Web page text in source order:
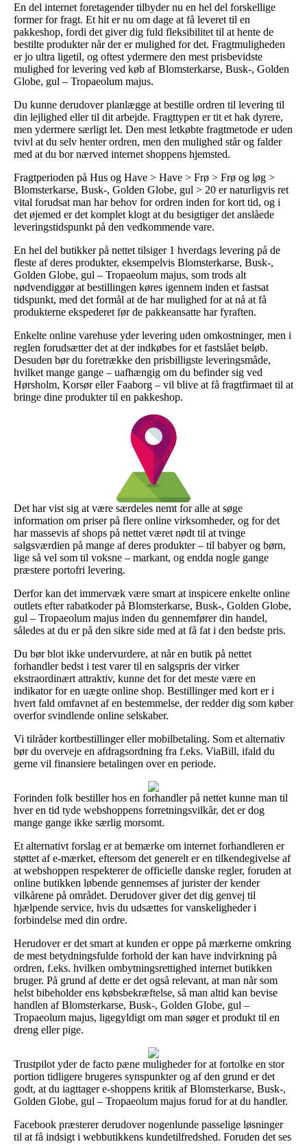
En del internet foretagender tilbyder nu en hel del forskellige
former for fragt. Et hit er nu om dage at få leveret til en
pakkeshop, fordi det giver dig fuld fleksibilitet til at hente de
bestilte produkter når der er mulighed for det. Fragtmuligheden
er jo ultra ligetil, og oftest ydermere den mest prisbevidste
mulighed for levering ved køb af Blomsterkarse, Busk-, Golden
Globe, gul – Tropaeolum majus.
Du kunne derudover planlægge at bestille ordren til levering til
din lejlighed eller til dit arbejde. Fragttypen er tit et hak dyrere,
men ydermere særligt let. Den mest letkøbte fragtmetode er uden
tvivl at du selv henter ordren, men den mulighed står og falder
med at du bor nærved internet shoppens hjemsted.
Fragtperioden på Hus og Have > Have > Frø > Frø og løg >
Blomsterkarse, Busk-, Golden Globe, gul > 20 er naturligvis ret
vital forudsat man har behov for ordren inden for kort tid, og i
det øjemed er det komplet klogt at du besigtiger det anslåede
leveringstidspunkt på den vedkommende vare.
En hel del butikker på nettet tilsiger 1 hverdags levering på de
fleste af deres produkter, eksempelvis Blomsterkarse, Busk-,
Golden Globe, gul – Tropaeolum majus, som trods alt
nødvendiggør at bestillingen køres igennem inden et fastsat
tidspunkt, med det formål at de har mulighed for at nå at få
produkterne ekspederet før de pakkeansatte har fyraften.
Enkelte online varehuse yder levering uden omkostninger, men i
reglen forudsætter det at der indkøbes for et fastslået beløb.
Desuden bør du foretrække den prisbilligste leveringsmåde,
hvilket mange gange – uafhængig om du befinder sig ved
Hørsholm, Korsør eller Faaborg – vil blive at få fragtfirmaet til at
bringe dine produkter til en pakkeshop.
Det har vist sig at være særdeles nemt for alle at søge
information om priser på flere online virksomheder, og for det
har massevis af shops på nettet været nødt til at tvinge
salgsværdien på mange af deres produkter – til babyer og børn,
lige så vel som til voksne – markant, og endda nogle gange
præstere portofri levering.
Derfor kan det immervæk være smart at inspicere enkelte online
outlets efter rabatkoder på Blomsterkarse, Busk-, Golden Globe,
gul – Tropaeolum majus inden du gennemfører din handel,
således at du er på den sikre side med at få fat i den bedste pris.
Du bør blot ikke undervurdere, at når en butik på nettet
forhandler bedst i test varer til en salgspris der virker
ekstraordinært attraktiv, kunne det for det meste være en
indikator for en uægte online shop. Bestillinger med kort er i
hvert fald omfavnet af en bestemmelse, der redder dig som køber
overfor svindlende online selskaber.
Vi tilråder kortbestillinger eller mobilbetaling. Som et alternativ
bør du overveje en afdragsordning fra f.eks. ViaBill, ifald du
gerne vil finansiere betalingen over en periode.
Forinden folk bestiller hos en forhandler på nettet kunne man til
hver en tid tyde webshoppens forretningsvilkår, det er dog
mange gange ikke særlig morsomt.
Et alternativt forslag er at bemærke om internet forhandleren er
støttet af e-mærket, eftersom det generelt er en tilkendegivelse af
at webshoppen respekterer de officielle danske regler, foruden at
online butikken løbende gennemses af jurister der kender
vilkårene på området. Derudover giver det dig genvej til
hjælpende service, hvis du udsættes for vanskeligheder i
forbindelse med din ordre.
Herudover er det smart at kunden er oppe på mærkerne omkring
de mest betydningsfulde forhold der kan have indvirkning på
ordren, f.eks. hvilken ombytningsrettighed internet butikken
bruger. På grund af dette er det også relevant, at man når som
helst bibeholder ens købsbekræftelse, så man altid kan bevise
handlen af Blomsterkarse, Busk-, Golden Globe, gul –
Tropaeolum majus, ligegyldigt om man søger et produkt til en
dreng eller pige.
Trustpilot yder de facto pæne muligheder for at fortolke en stor
portion tidligere brugeres synspunkter og af den grund er det
godt, at du iagttager e-shoppens kritik af Blomsterkarse, Busk-,
Golden Globe, gul – Tropaeolum majus forud for at du handler.
Facebook præsterer derudover nogenlunde passelige løsninger
til at få indsigt i webbutikkens kundetilfredshed. Foruden det ses